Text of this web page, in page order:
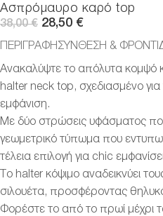
Ασπρόμαυρο καρό top
38,00€ 28,50 €
ΠΕΡΙΓΡΑΦΗ ΣΎΝΘΕΣΗ &
Ανακαλύψτε το απόλυτα κομψό
halter neck top, σχεδιασμένο
εμφάνιση.
Με δύο στρώσεις υφάσματος
γεωμετρικό τύπωμα που
τέλεια επιλογή για chic
Το halter κόψιμο αναδεικνύει
σιλουέτα, προσφέροντας
Φορέστε το από το πρωί μέχρι